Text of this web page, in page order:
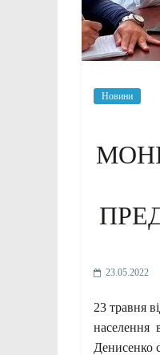
Новини
23.05.2022
23 травня
населення
Денисенко